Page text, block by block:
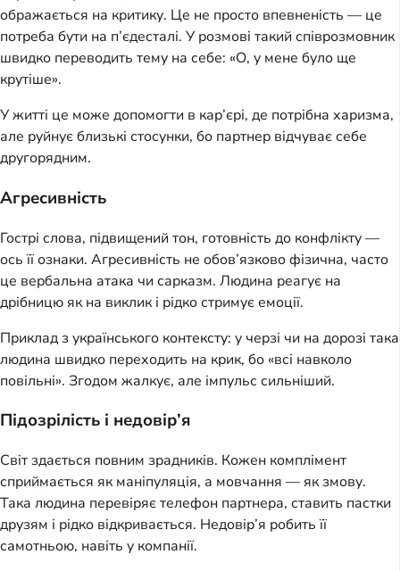
ображається на критику. Це не просто впевненість — це
потреба бути на п’єдесталі. У розмові такий співрозмовник
швидко переводить тему на себе: «О, у мене було ще
крутіше».
У житті це може допомогти в кар’єрі, де потрібна харизма,
але руйнує близькі стосунки, бо партнер відчуває себе
другорядним.
Агресивність
Гострі слова, підвищений тон, готовність до конфлікту —
ось її ознаки. Агресивність не обов’язково фізична, часто
це вербальна атака чи сарказм. Людина реагує на
дрібницю як на виклик і рідко стримує емоції.
Приклад з українського контексту: у черзі чи на дорозі така
людина швидко переходить на крик, бо «всі навколо
повільні». Згодом жалкує, але імпульс сильніший.
Підозрілість і недовір’я
Світ здається повним зрадників. Кожен комплімент
сприймається як маніпуляція, а мовчання — як змову.
Така людина перевіряє телефон партнера, ставить пастки
друзям і рідко відкривається. Недовір’я робить її
самотньою, навіть у компанії.